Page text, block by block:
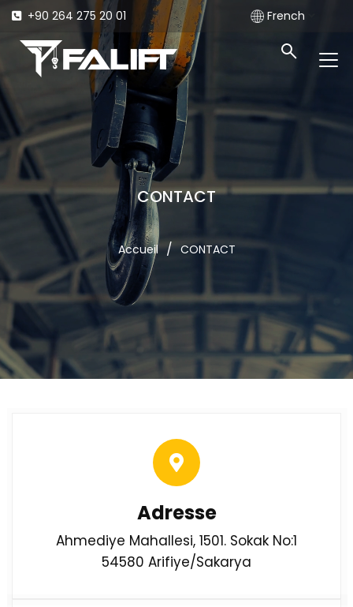
+90 264 275 20 01 French
CONTACT
Accueil / CONTACT
Adresse
Ahmediye Mahallesi, 1501. Sokak No:1
54580 Arifiye/Sakarya